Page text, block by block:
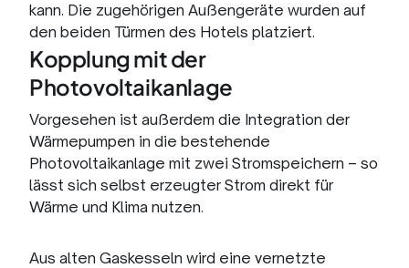
kann. Die zugehörigen Außengeräte wurden auf
den beiden Türmen des Hotels platziert.
Kopplung mit der
Photovoltaikanlage
Vorgesehen ist außerdem die Integration der
Wärmepumpen in die bestehende
Photovoltaikanlage mit zwei Stromspeichern – so
lässt sich selbst erzeugter Strom direkt für
Wärme und Klima nutzen.
Aus alten Gaskesseln wird eine vernetzte